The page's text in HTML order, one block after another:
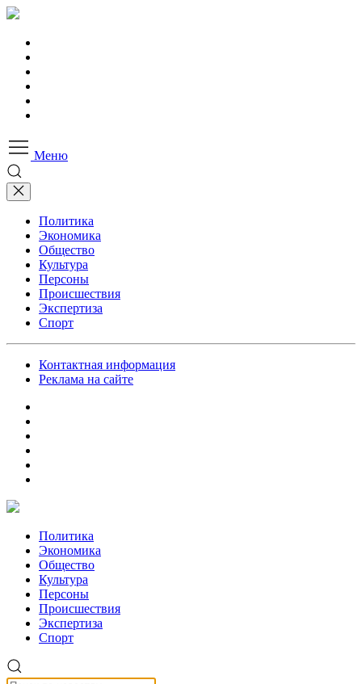
Меню
Политика
Экономика
Общество
Культура
Персоны
Происшествия
Экспертиза
Спорт
Контактная информация
Реклама на сайте
Политика
Экономика
Общество
Культура
Персоны
Происшествия
Экспертиза
Спорт